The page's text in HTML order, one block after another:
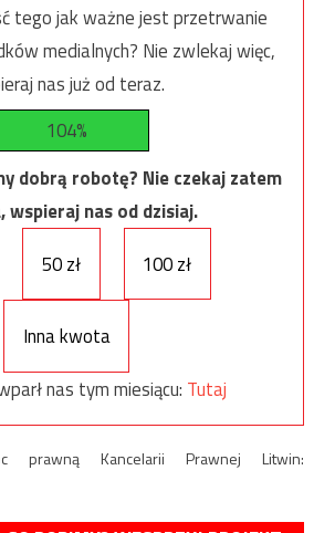
tego jak ważne jest przetrwanie
medialnych? Nie zwlekaj więc,
nas już od teraz.
104%
dobrą robotę? Nie czekaj zatem
wspieraj nas od dzisiaj.
50 zł 100 zł
Inna kwota
nas tym miesiącu: Tutaj
prawną Kancelarii Prawnej Litwin: